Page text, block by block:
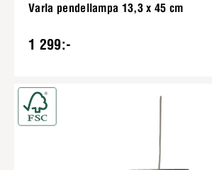
Varla pendellampa 13,3 x 45 cm
1 299:-